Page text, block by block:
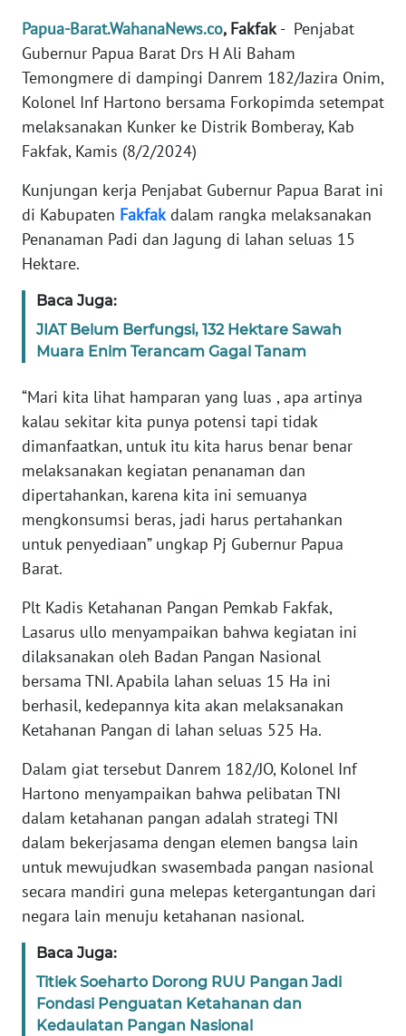
Papua-Barat.WahanaNews.co, Fakfak- Penjabat
Gubernur Papua Barat Drs H Ali Baham
Temongmere di dampingi Danrem 182/Jazira Onim,
Kolonel Inf Hartono bersama Forkopimda setempat
melaksanakan Kunker ke Distrik Bomberay, Kab
Fakfak, Kamis (8/2/2024)
Kunjungan kerja Penjabat Gubernur Papua Barat ini
di Kabupaten Fakfakdalam rangka melaksanakan
Penanaman Padi dan Jagung di lahan seluas 15
Hektare.
Baca Juga:
JIAT Belum Berfungsi, 132 Hektare Sawah
Muara Enim Terancam Gagal Tanam
“Mari kita lihat hamparan yang luas , apa artinya
kalau sekitar kita punya potensi tapi tidak
dimanfaatkan, untuk itu kita harus benar benar
melaksanakan kegiatan penanaman dan
dipertahankan, karena kita ini semuanya
mengkonsumsi beras, jadi harus pertahankan
untuk penyediaan” ungkap Pj Gubernur Papua
Barat.
Plt Kadis Ketahanan Pangan Pemkab Fakfak,
Lasarus ullo menyampaikan bahwa kegiatan ini
dilaksanakan oleh Badan Pangan Nasional
bersama TNI. Apabila lahan seluas 15 Ha ini
berhasil, kedepannya kita akan melaksanakan
Ketahanan Pangan di lahan seluas 525 Ha.
Dalam giat tersebut Danrem 182/JO, Kolonel Inf
Hartono menyampaikan bahwa pelibatan TNI
dalam ketahanan pangan adalah strategi TNI
dalam bekerjasama dengan elemen bangsa lain
untuk mewujudkan swasembada pangan nasional
secara mandiri guna melepas ketergantungan dari
negara lain menuju ketahanan nasional.
Baca Juga:
Titiek Soeharto Dorong RUU Pangan Jadi
Fondasi Penguatan Ketahanan dan
Kedaulatan Pangan Nasional
KARIR
DISCLAIMER
Wahana
Regional
WN
WN
JAKARTA
JABAR
BANTEN
WN
NTT
WN
WN
PAPUA
WN
PAPUA
WN
RIAU
WN
SERAMBI
WN
JAMBI
WN
SULTRA